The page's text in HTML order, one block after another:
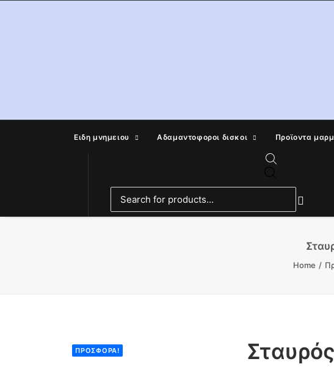
Ειδη μνημειου Αδαμαντοφοροι δισκοι Προϊοντα
search
Home
ΠΡΟΣΦΟΡΆ!